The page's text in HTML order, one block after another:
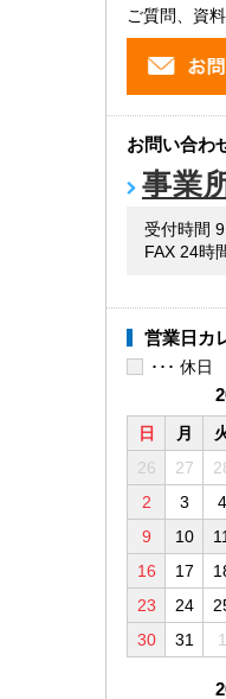
ご質問、資
お問い合わ
事業
受付時間
FAX 24時
営業日カ
･･･ 休日
日 月
26
27
2
3 4
9
10
16
17
23
24
30
31 1